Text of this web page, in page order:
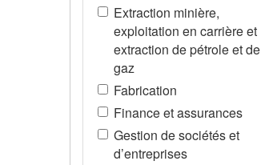
Extraction minière,
exploitation en carrière et
extraction de pétrole et de
gaz
Fabrication
Finance et assurances
Gestion de sociétés et
d’entreprises